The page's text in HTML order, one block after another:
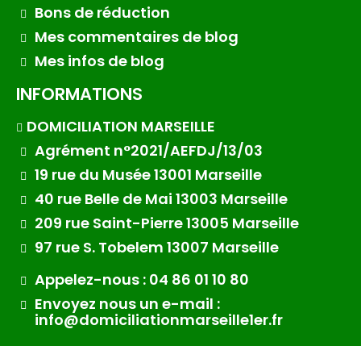
Bons de réduction
Mes commentaires de blog
Mes infos de blog
INFORMATIONS
DOMICILIATION MARSEILLE
Agrément n°2021/AEFDJ/13/03
19 rue du Musée 13001 Marseille
40 rue Belle de Mai 13003 Marseille
209 rue Saint-Pierre 13005 Marseille
97 rue S. Tobelem 13007 Marseille
Appelez-nous : 04 86 01 10 80
Envoyez nous un e-mail :
info@domiciliationmarseille1er.fr